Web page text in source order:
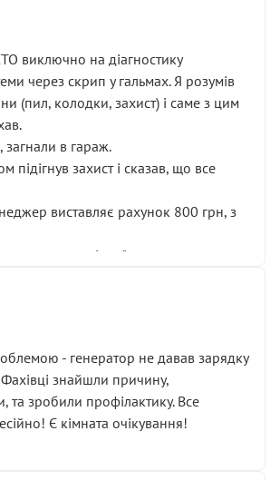
виключно на діагностику
через скрип у гальмах. Я розумів
(пил, колодки, захист) і саме з цим
в гараж.
підігнув захист і сказав, що все
виставляє рахунок 800 грн, з
гальмівної системи
я був поруч і жодної реальної
не проводилось. Після
за цю “послугу” повернули, що
мою правоту.
з боксу, і скрип у гальмах
самим, як і був. Тобто оплачена
- генератор не давав зарядку
знайшли причину,
та зробили профілактику. Все
Є кімната очікування!